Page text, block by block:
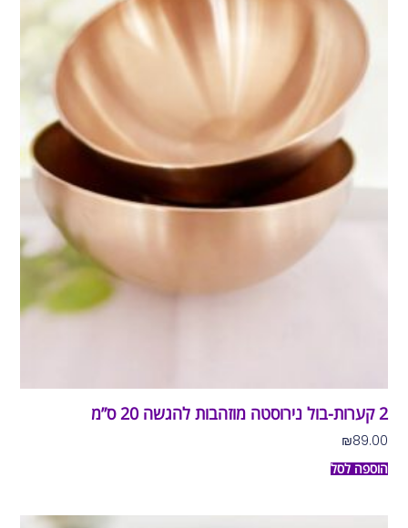
2 קערות-בול נירוסטה מוזהבות להגשה 20 ס”מ
₪89.00
הוספה לסל